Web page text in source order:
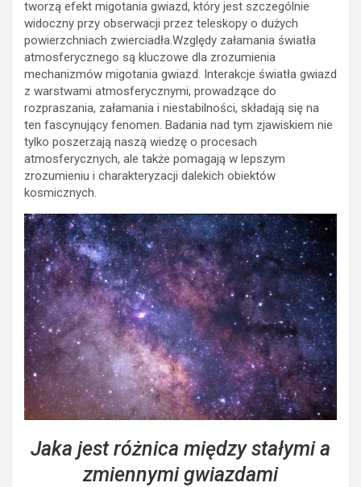
tworzą efekt migotania gwiazd, który jest szczególnie
widoczny przy obserwacji przez teleskopy o dużych
powierzchniach zwierciadła.Względy załamania światła
atmosferycznego są kluczowe dla zrozumienia
mechanizmów migotania gwiazd. Interakcje światła gwiazd
z warstwami atmosferycznymi, prowadzące do
rozpraszania, załamania i niestabilności, składają się na
ten fascynujący fenomen. Badania nad tym zjawiskiem nie
tylko poszerzają naszą wiedzę o procesach
atmosferycznych, ale także pomagają w lepszym
zrozumieniu i charakteryzacji dalekich obiektów
kosmicznych.
Jaka jest różnica między stałymi a
zmiennymi gwiazdami